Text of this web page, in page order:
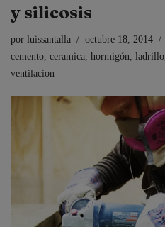
y silicosis
por luissantalla
octubre 18, 2014
cemento ceramica hormigón ladrillo
ventilacion